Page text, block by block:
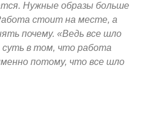
Нужные образы больше
стоит на месте, а
почему. «Ведь все шло
в том, что работа
потому, что все шло